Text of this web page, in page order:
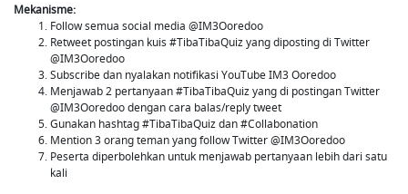
Mekanisme:
Follow semua social media @IM3Ooredoo
Retweet postingan kuis #TibaTibaQuiz yang diposting di Twitter
@IM3Ooredoo
Subscribe dan nyalakan notifikasi YouTube IM3 Ooredoo
Menjawab 2 pertanyaan #TibaTibaQuiz yang di postingan Twitter
@IM3Ooredoo dengan cara balas/reply tweet
Gunakan hashtag #TibaTibaQuiz dan #Collabonation
Mention 3 orang teman yang follow Twitter @IM3Ooredoo
Peserta diperbolehkan untuk menjawab pertanyaan lebih dari satu
kali